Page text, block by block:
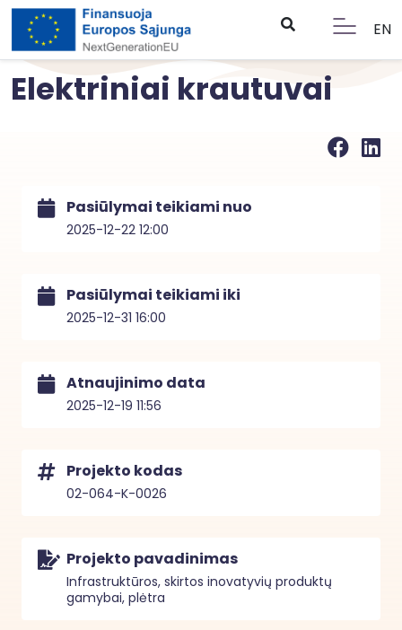
EN
Elektriniai krautuvai
Pasiūlymai teikiami nuo
2025-12-22 12:00
Pasiūlymai teikiami iki
2025-12-31 16:00
Atnaujinimo data
2025-12-19 11:56
Projekto kodas
02-064-K-0026
Projekto pavadinimas
Infrastruktūros, skirtos inovatyvių produktų
gamybai, plėtra